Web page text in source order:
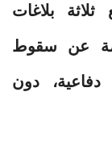
بلاغات
عن سقوط
دون